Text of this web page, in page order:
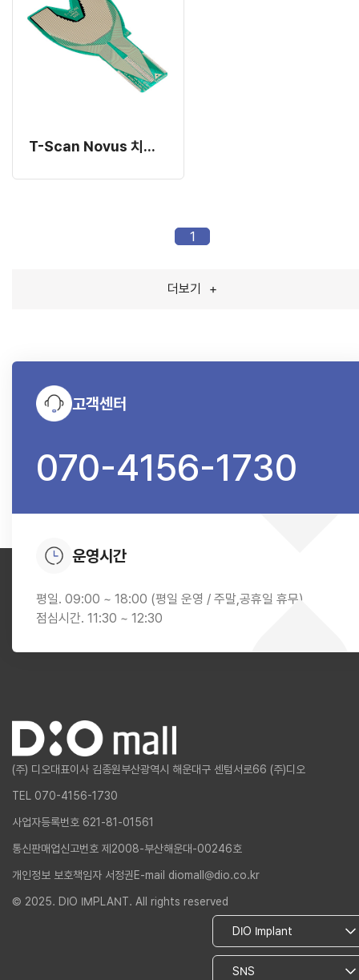
T-Scan Novus 치과용 센서 (교합 측정 센서)
1
더보기 +
고객센터
070-4156-1730
운영시간
평일. 09:00 ~ 18:00 (평일 운영 / 주말,공휴일 휴무)
점심시간. 11:30 ~ 12:30
(주) 디오대표이사 김종원부산광역시 해운대구 센텀서로66 (주)디오
TEL 070-4156-1730
사업자등록번호 621-81-01561
통신판매업신고번호 제2008-부산해운대-00246호
개인정보 보호책임자 서정권 E-mail diomall@dio.co.kr
© 2025. DIO IMPLANT. All rights reserved